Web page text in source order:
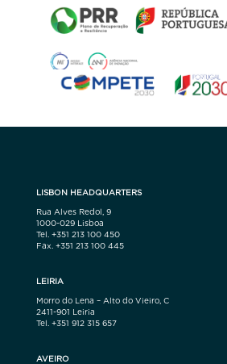
LISBON HEADQUARTERS
Rua Alves Redol, 9
1000-029 Lisboa
Tel. +351 213 100 450
Fax. +351 213 100 445
LEIRIA
Morro do Lena – Alto do Vieiro, C
2411-901 Leiria
Tel. +351 912 315 657
AVEIRO